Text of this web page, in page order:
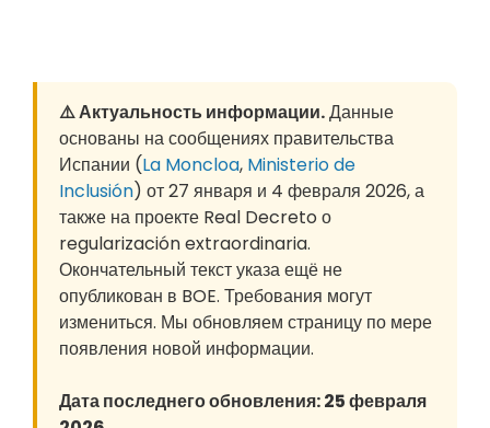
⚠️ Актуальность информации.Данные
основаны на сообщениях правительства
Испании (La Moncloa, Ministerio de
Inclusión) от 27 января и 4 февраля 2026, а
также на проекте Real Decreto о
regularización extraordinaria.
Окончательный текст указа ещё не
опубликован в BOE. Требования могут
измениться. Мы обновляем страницу по мере
появления новой информации.
Дата последнего обновления: 25 февраля